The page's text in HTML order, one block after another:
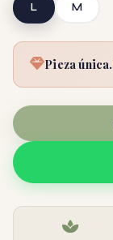
L M
Pieza única.